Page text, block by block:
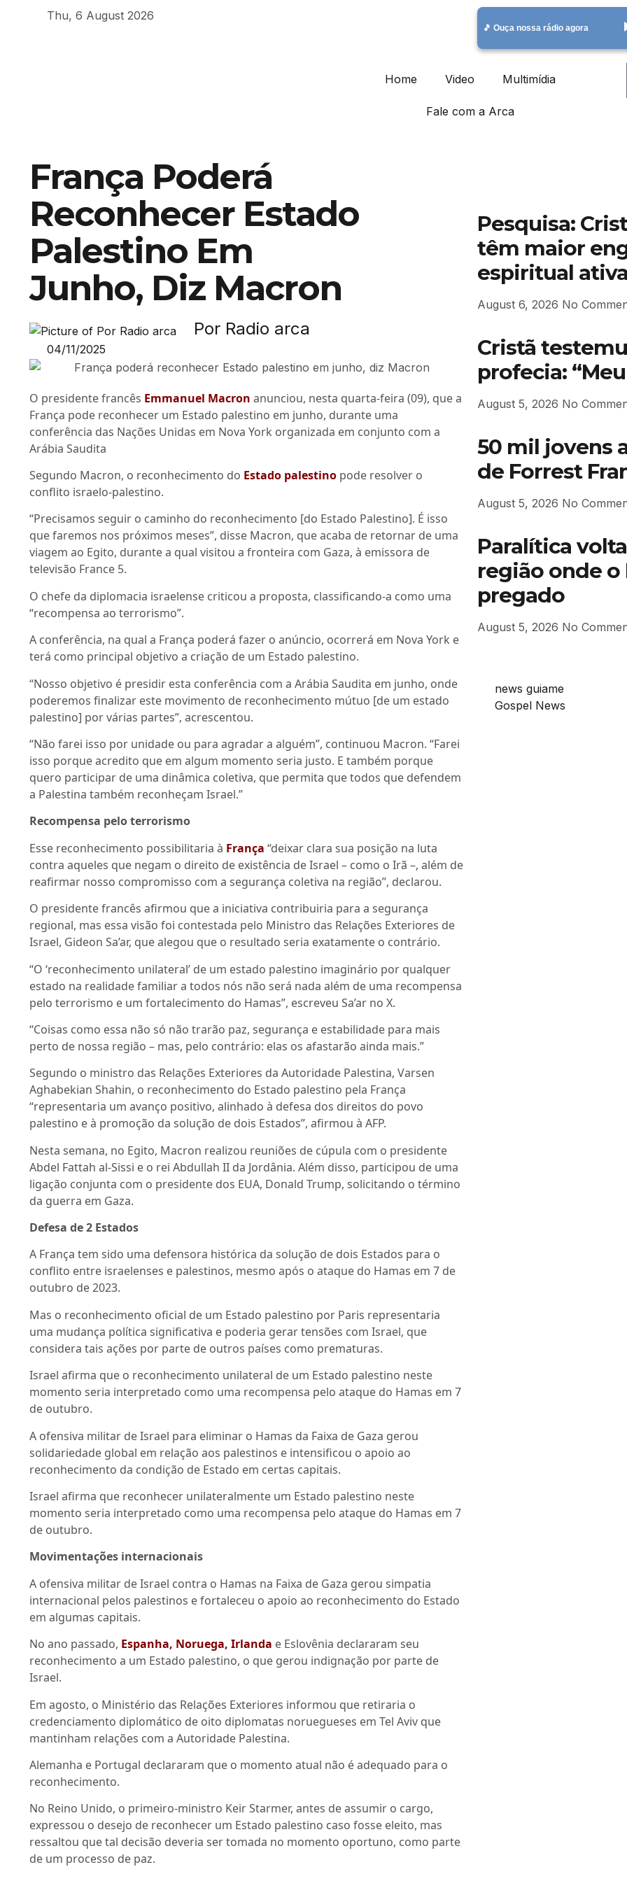
Thu, 6 August 2026
🎵 Ouça nossa rádio agora
Home Video Multimídia
Fale com a Arca
França Poderá
Reconhecer Estado
Palestino Em
Junho, Diz Macron
Por Radio arca
04/11/2025
O presidente francês Emmanuel Macron anunciou, nesta quarta-feira (09), que a
França pode reconhecer um Estado palestino em junho, durante uma
conferência das Nações Unidas em Nova York organizada em conjunto com a
Arábia Saudita
Segundo Macron, o reconhecimento do Estado palestino pode resolver o
conflito israelo-palestino.
“Precisamos seguir o caminho do reconhecimento [do Estado Palestino]. É isso
que faremos nos próximos meses”, disse Macron, que acaba de retornar de uma
viagem ao Egito, durante a qual visitou a fronteira com Gaza, à emissora de
televisão France 5.
O chefe da diplomacia israelense criticou a proposta, classificando-a como uma
“recompensa ao terrorismo”.
A conferência, na qual a França poderá fazer o anúncio, ocorrerá em Nova York e
terá como principal objetivo a criação de um Estado palestino.
“Nosso objetivo é presidir esta conferência com a Arábia Saudita em junho, onde
poderemos finalizar este movimento de reconhecimento mútuo [de um estado
palestino] por várias partes”, acrescentou.
“Não farei isso por unidade ou para agradar a alguém”, continuou Macron. “Farei
isso porque acredito que em algum momento seria justo. E também porque
quero participar de uma dinâmica coletiva, que permita que todos que defendem
a Palestina também reconheçam Israel.”
Recompensa pelo terrorismo
Esse reconhecimento possibilitaria à França “deixar clara sua posição na luta
contra aqueles que negam o direito de existência de Israel – como o Irã –, além de
reafirmar nosso compromisso com a segurança coletiva na região”, declarou.
O presidente francês afirmou que a iniciativa contribuiria para a segurança
regional, mas essa visão foi contestada pelo Ministro das Relações Exteriores de
Israel, Gideon Sa’ar, que alegou que o resultado seria exatamente o contrário.
“O ‘reconhecimento unilateral’ de um estado palestino imaginário por qualquer
estado na realidade familiar a todos nós não será nada além de uma recompensa
pelo terrorismo e um fortalecimento do Hamas”, escreveu Sa’ar no X.
“Coisas como essa não só não trarão paz, segurança e estabilidade para mais
perto de nossa região – mas, pelo contrário: elas os afastarão ainda mais.”
Segundo o ministro das Relações Exteriores da Autoridade Palestina, Varsen
Aghabekian Shahin, o reconhecimento do Estado palestino pela França
“representaria um avanço positivo, alinhado à defesa dos direitos do povo
palestino e à promoção da solução de dois Estados”, afirmou à AFP.
Nesta semana, no Egito, Macron realizou reuniões de cúpula com o presidente
Abdel Fattah al-Sissi e o rei Abdullah II da Jordânia. Além disso, participou de uma
ligação conjunta com o presidente dos EUA, Donald Trump, solicitando o término
da guerra em Gaza.
Defesa de 2 Estados
A França tem sido uma defensora histórica da solução de dois Estados para o
conflito entre israelenses e palestinos, mesmo após o ataque do Hamas em 7 de
outubro de 2023.
Mas o reconhecimento oficial de um Estado palestino por Paris representaria
uma mudança política significativa e poderia gerar tensões com Israel, que
considera tais ações por parte de outros países como prematuras.
Israel afirma que o reconhecimento unilateral de um Estado palestino neste
momento seria interpretado como uma recompensa pelo ataque do Hamas em 7
de outubro.
A ofensiva militar de Israel para eliminar o Hamas da Faixa de Gaza gerou
solidariedade global em relação aos palestinos e intensificou o apoio ao
reconhecimento da condição de Estado em certas capitais.
Israel afirma que reconhecer unilateralmente um Estado palestino neste
momento seria interpretado como uma recompensa pelo ataque do Hamas em 7
de outubro.
Movimentações internacionais
A ofensiva militar de Israel contra o Hamas na Faixa de Gaza gerou simpatia
internacional pelos palestinos e fortaleceu o apoio ao reconhecimento do Estado
em algumas capitais.
No ano passado, Espanha, Noruega, Irlanda e Eslovênia declararam seu
reconhecimento a um Estado palestino, o que gerou indignação por parte de
Israel.
Em agosto, o Ministério das Relações Exteriores informou que retiraria o
credenciamento diplomático de oito diplomatas noruegueses em Tel Aviv que
mantinham relações com a Autoridade Palestina.
Alemanha e Portugal declararam que o momento atual não é adequado para o
reconhecimento.
No Reino Unido, o primeiro-ministro Keir Starmer, antes de assumir o cargo,
expressou o desejo de reconhecer um Estado palestino caso fosse eleito, mas
ressaltou que tal decisão deveria ser tomada no momento oportuno, como parte
de um processo de paz.
Pesquisa:
têm maior
espiritual
August 6, 2026 No
Cristã
profecia:
August 5, 2026 No
50 mil jovens
de Forrest
August 5, 2026 No
Paralítica
região onde o
pregado
August 5, 2026 No
news guiame
Gospel News